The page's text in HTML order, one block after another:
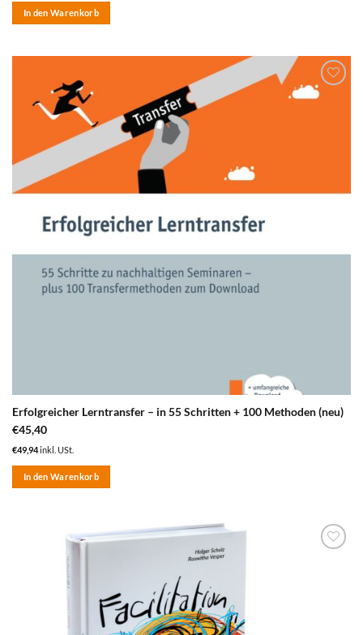
In den Warenkorb
zum
Erfolgreicher Lerntransfer – in 55 Schritten + 100 Methoden (neu)
€45,40
€49,94inkl. USt.
In den Warenkorb